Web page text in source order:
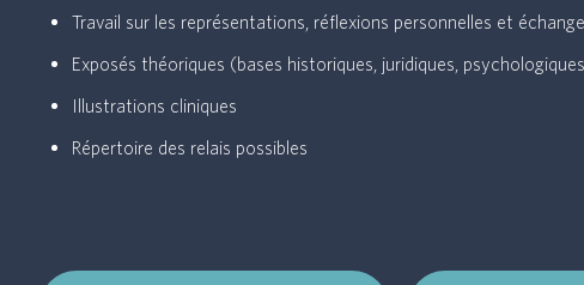
Travail sur les représentations, réflexions personnelles et
Exposés théoriques (bases historiques, juridiques,
Illustrations cliniques
Répertoire des relais possibles